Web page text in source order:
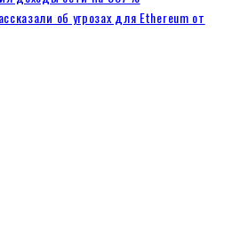
об угрозах для Ethereum от